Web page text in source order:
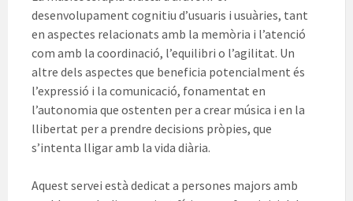
desenvolupament cognitiu d’usuaris i usuàries, tant
en aspectes relacionats amb la memòria i l’atenció
com amb la coordinació, l’equilibri o l’agilitat. Un
altre dels aspectes que beneficia potencialment és
l’expressió i la comunicació, fonamentat en
l’autonomia que ostenten per a crear música i en la
llibertat per a prendre decisions pròpies, que
s’intenta lligar amb la vida diària.
Aquest servei està dedicat a persones majors amb